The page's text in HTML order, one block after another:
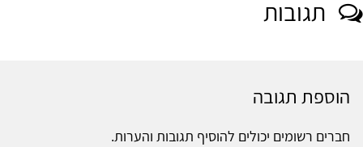
תגובות
הוספת תגובה
חברים רשומים יכולים להוסיף תגובות והערות.